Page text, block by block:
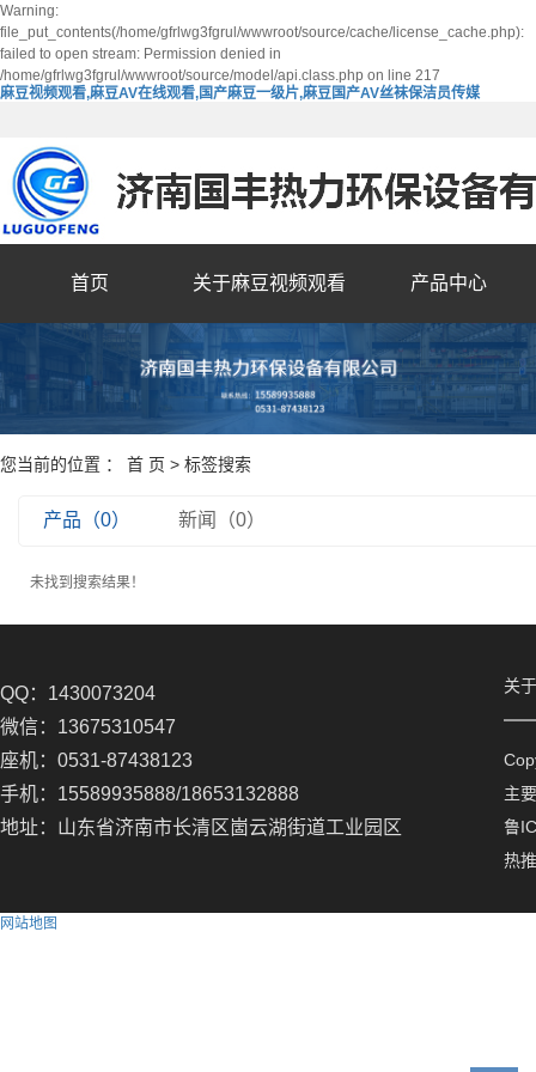
Warning:
file_put_contents(/home/gfrlwg3fgrul/wwwroot/source/cache/license_cache.php):
failed to open stream: Permission denied in
/home/gfrlwg3fgrul/wwwroot/source/model/api.class.php on line 217
麻豆视频观看,麻豆AV在线观看,国产麻豆一级片,麻豆国产AV丝袜保洁员传媒
首页 关于麻豆视频观看 产品中心
您当前的位置 ： 首 页 > 标签搜索
产品（0） 新闻（0）
未找到搜索结果！
QQ：1430073204
微信：13675310547
座机：0531-87438123
手机：15589935888/18653132888
地址：山东省济南市长清区崮云湖街道工业园区
关
主
鲁
热
网站地图